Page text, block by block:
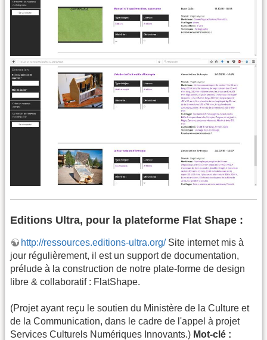
Editions Ultra, pour la plateforme Flat Shape :
http://ressources.editions-ultra.org/Site internet mis à
jour régulièrement, il est un support de documentation,
prélude à la construction de notre plate-forme de design
libre & collaboratif : FlatShape.
(Projet ayant reçu le soutien du Ministère de la Culture et
de la Communication, dans le cadre de l'appel à projet
Services Culturels Numériques Innovants.) Mot-clé :